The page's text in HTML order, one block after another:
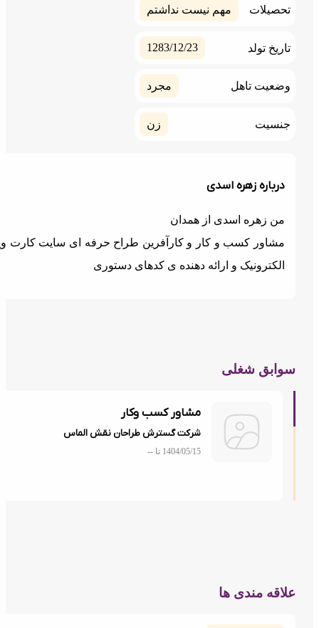
مهم نیست نداشتم
تولد 1283/12/23
تاهل
درباره زهره اسدی
من زهره اسدی از همدان
مشاور کسب و کار و کارآفرین طراح حرفه ای سایت کارت ویزیت
الکترونیک و ارائه دهنده ی کدهای دستوری
شغلی
مشاور کسب وکار
شرکت گسترش طراحان نقش الماس
1404/05/15 تا --
مندی ها